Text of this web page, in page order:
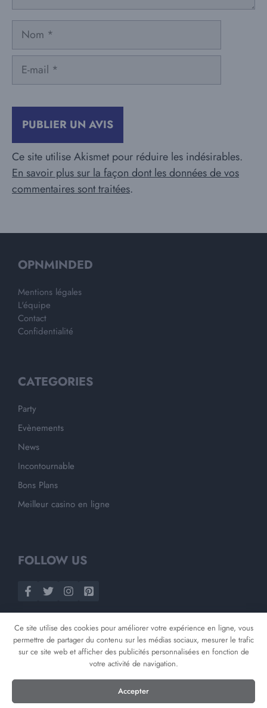
Nom
mail
Ce site utilise Akismet pour réduire les indésirables.
En savoir plus sur la façon dont les données de vos
commentaires sont traitées.
OPNMINDED
Mentions légales
L'équipe
Contact
Confidentialité
CATEGORIES
Party
Evènements
News
Incontournable
Bons Plans
Meilleur casino en ligne
FOLLOW US
©2026Opnminded
Ce site utilise des cookies pour améliorer votre expérience en ligne, vous
permettre de partager du contenu sur les médias sociaux, mesurer le trafic
sur ce site web et afficher des publicités personnalisées en fonction de
votre activité de navigation.
Accepter